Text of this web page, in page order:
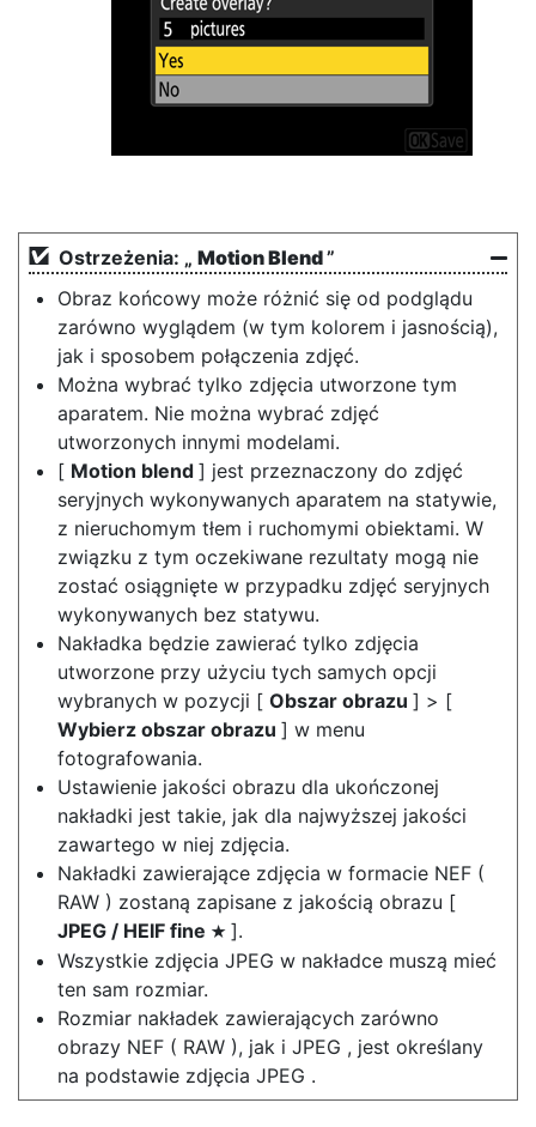
Ostrzeżenia: „ Motion Blend”
Obraz końcowy może różnić się od podglądu
zarówno wyglądem (w tym kolorem i jasnością),
jak i sposobem połączenia zdjęć.
Można wybrać tylko zdjęcia utworzone tym
aparatem. Nie można wybrać zdjęć
utworzonych innymi modelami.
[ Motion blend ] jest przeznaczony do zdjęć
seryjnych wykonywanych aparatem na statywie,
z nieruchomym tłem i ruchomymi obiektami. W
związku z tym oczekiwane rezultaty mogą nie
zostać osiągnięte w przypadku zdjęć seryjnych
wykonywanych bez statywu.
Nakładka będzie zawierać tylko zdjęcia
utworzone przy użyciu tych samych opcji
wybranych w pozycji [ Obszar obrazu ] > [
Wybierz obszar obrazu ] w menu
fotografowania.
Ustawienie jakości obrazu dla ukończonej
nakładki jest takie, jak dla najwyższej jakości
zawartego w niej zdjęcia.
Nakładki zawierające zdjęcia w formacie NEF (
RAW ) zostaną zapisane z jakością obrazu [
JPEG / HEIF fine m ].
Wszystkie zdjęcia JPEG w nakładce muszą mieć
ten sam rozmiar.
Rozmiar nakładek zawierających zarówno
obrazy NEF ( RAW ), jak i JPEG , jest określany
na podstawie zdjęcia JPEG .